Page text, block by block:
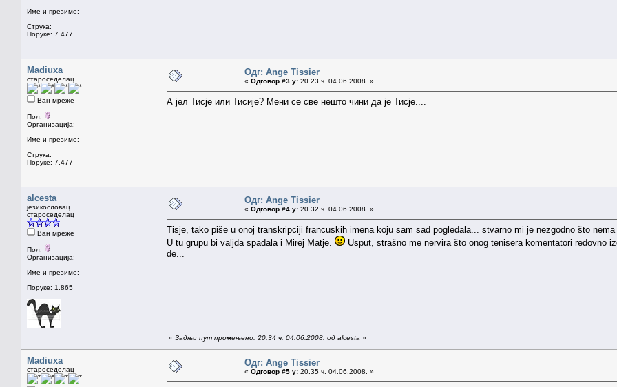
Име и презиме:
Струка:
Поруке: 7.477
Madiuxa
староседелац
Ван мреже
Пол:
Организација:
Име и презиме:
Струка:
Поруке: 7.477
Одг: Ange Tissier
« Одговор #3 у: 20.23 ч. 04.06.2008. »
А јел Тисје или Тисије? Мени се све нешто чини да је Тисје....
alcesta
језикословац
староседелац
Ван мреже
Пол:
Организација:
Име и презиме:
Поруке: 1.865
Одг: Ange Tissier
« Одговор #4 у: 20.32 ч. 04.06.2008. »
Tisje, tako piše u onoj transkripciji francuskih imena koju sam sad pogledala... stvarno mi je nezgodno što
U tu grupu bi valjda spadala i Mirej Matje.
Usput, strašno me nervira što onog tenisera komentatori redovno
de...
« Задњи пут промењено: 20.34 ч. 04.06.2008. од alcesta »
Madiuxa
староседелац
Одг: Ange Tissier
« Одговор #5 у: 20.35 ч. 04.06.2008. »